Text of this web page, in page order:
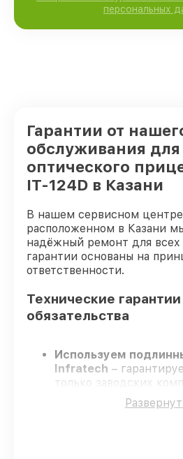
персональных
Гарантии от
обслуживания для
оптического
IT-124D в Казани
В нашем сервисном
расположенном в Казани
надёжный ремонт для
гарантии основаны на
ответственности.
Технические
обязательства
Используем
Infratech –
только заводских
Сертифицированные
проходят постоянное